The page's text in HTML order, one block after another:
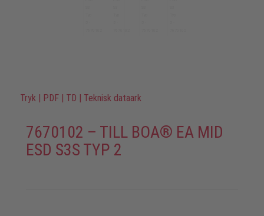
Tryk | PDF | TD | Teknisk dataark
7670102 – TILL BOA® EA MID
ESD S3S TYP 2